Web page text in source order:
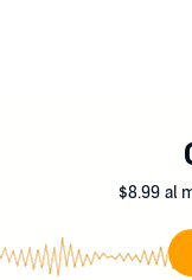
$8.99 al